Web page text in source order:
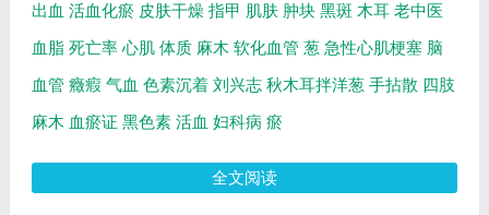
出血 活血化瘀 皮肤干燥 指甲 肌肤 肿块 黑斑 木耳 老中医
血脂 死亡率 心肌 体质 麻木 软化血管 葱 急性心肌梗塞 脑
血管 癥瘕 气血 色素沉着 刘兴志 秋木耳拌洋葱 手拈散 四肢
麻木 血瘀证 黑色素 活血 妇科病 瘀
全文阅读